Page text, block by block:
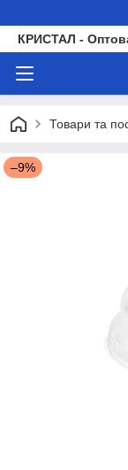
КРИСТАЛ -
Товари та
–9%